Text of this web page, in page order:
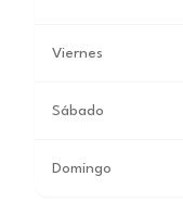
Viernes
Sábado
Domingo